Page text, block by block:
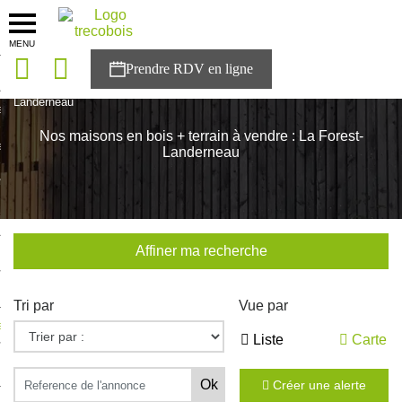
MENU
solutions
Trecobois
à NESTOR
Landerneau
Nos maisons en bois + terrain à vendre : La Forest-
Landerneau
Affiner ma recherche
Tri par Vue par
Liste Carte
Créer une alerte